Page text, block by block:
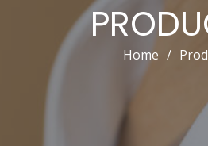
Home /